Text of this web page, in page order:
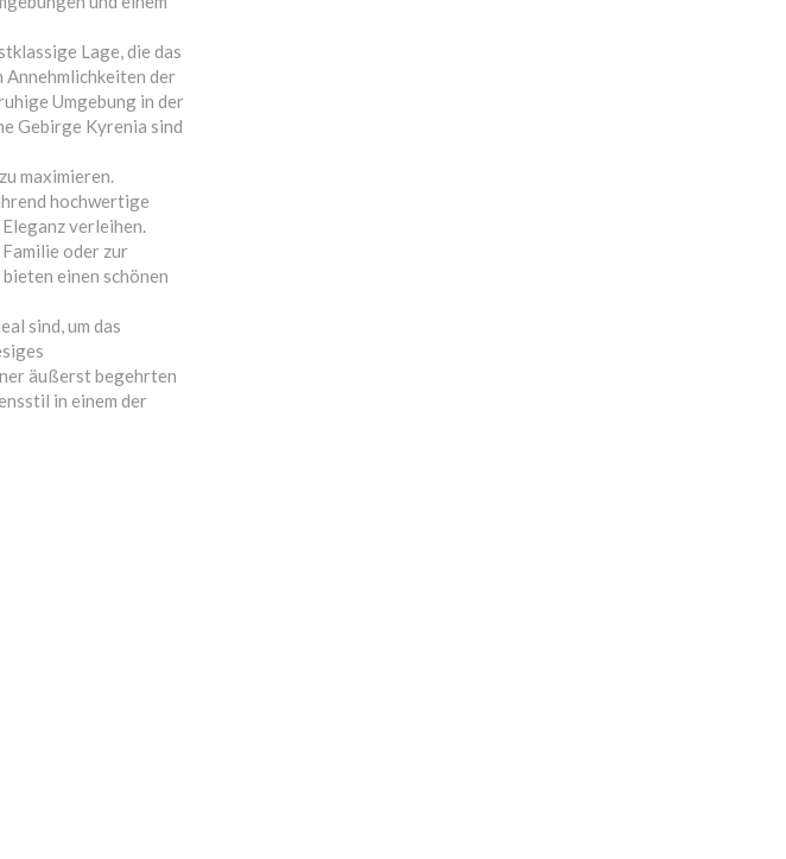
Lage, die das
Annehmlichkeiten der
Umgebung in der
Gebirge Kyrenia sind
maximieren.
hochwertige
verleihen.
oder zur
einen schönen
sind, um das
äußerst begehrten
in einem der